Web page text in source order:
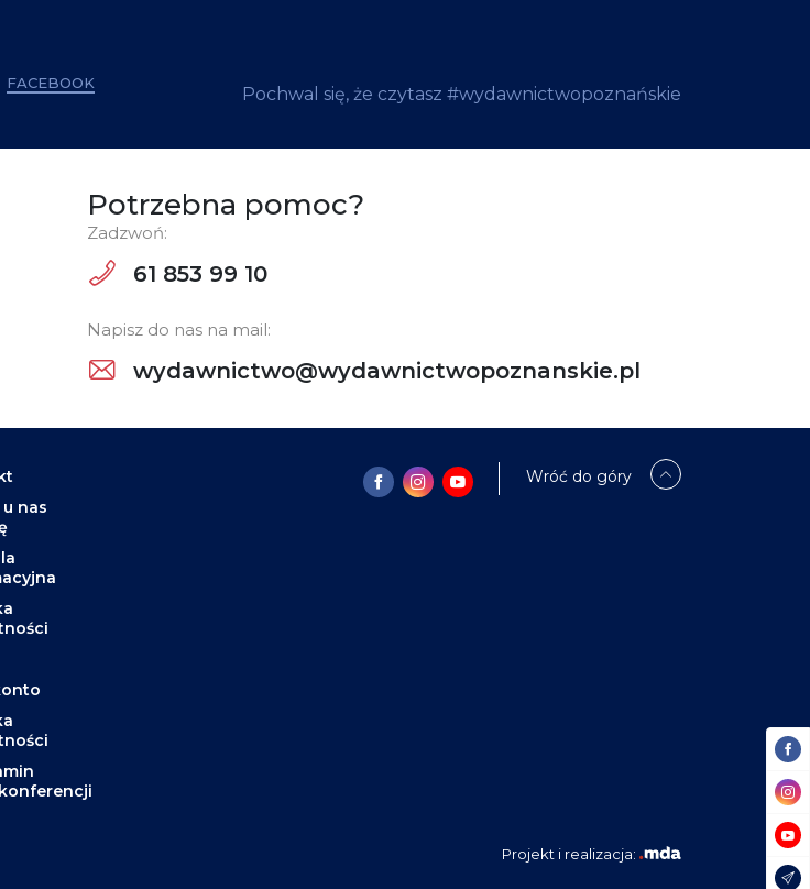
FACEBOOK
Pochwal się, że czytasz #wydawnictwopoznańskie
Potrzebna pomoc?
Zadzwoń:
61 853 99 10
Napisz do nas na mail:
wydawnictwo@wydawnictwopoznanskie.pl
nas
Wróć do góry
Projekt i realizacja: